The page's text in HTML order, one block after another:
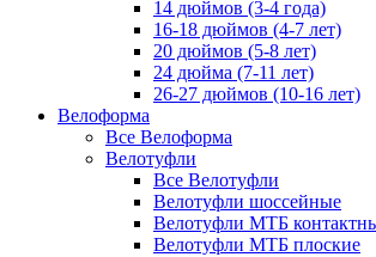
14 дюймов (3-4 года)
16-18 дюймов (4-7 лет)
20 дюймов (5-8 лет)
24 дюйма (7-11 лет)
26-27 дюймов (10-16 лет)
Велоформа
Все Велоформа
Велотуфли
Все Велотуфли
Велотуфли шоссейные
Велотуфли МТБ
Велотуфли МТБ плоские